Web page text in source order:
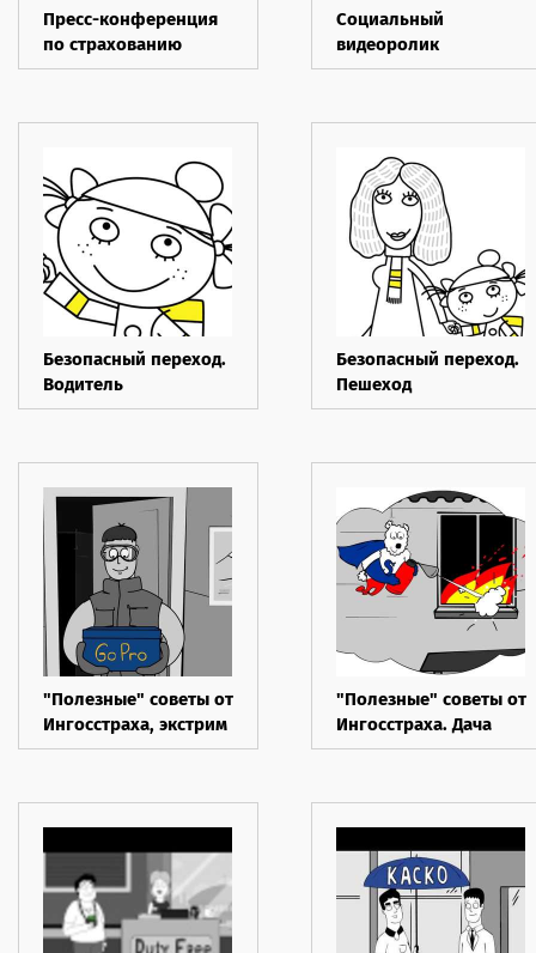
Пресс-конференция
по страхованию
жизни
Социальный
видеоролик
"Комментатор"
Безопасный переход.
Водитель
Безопасный переход.
Пешеход
"Полезные" советы от
Ингосстраха, экстрим
"Полезные" советы от
Ингосстраха. Дача